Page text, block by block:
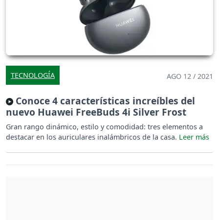
TECNOLOGÍA AGO 12 / 2021
Conoce 4 características increíbles del
nuevo Huawei FreeBuds 4i Silver Frost
Gran rango dinámico, estilo y comodidad: tres elementos a
destacar en los auriculares inalámbricos de la casa.